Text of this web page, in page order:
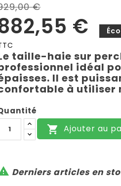
€
€
taille-haie sur
idéal
Il est
à utiliser
 Ajouter au
Derniers articles en